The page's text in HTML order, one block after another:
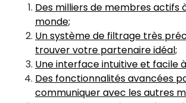
Des milliers de membres actifs
monde;
Un système de filtrage très
trouver votre partenaire idéal;
Une interface intuitive et facile
Des fonctionnalités avancées
communiquer avec les autres